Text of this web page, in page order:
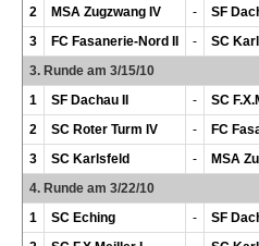
2
MSA Zugzwang IV -
SF
3
FC Fasanerie-Nord II -
SC
3. Runde am 3/15/10
1
SF Dachau II -
SC
2
SC Roter Turm IV -
FC
3
SC Karlsfeld -
MSA
4. Runde am 3/22/10
1
SC Eching -
SF